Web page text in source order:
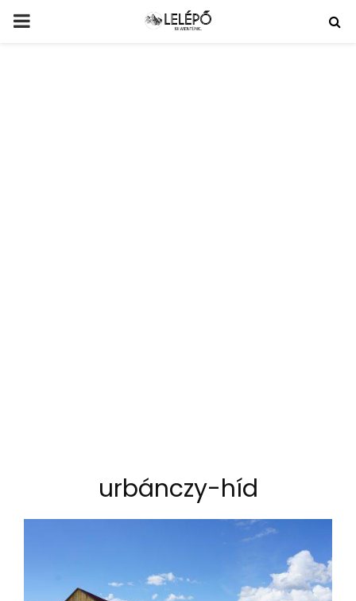
PRIMARY
urbánczy-híd